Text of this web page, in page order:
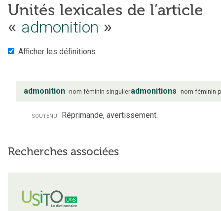
Unités lexicales de l’article
« admonition »
Afficher les définitions
admonition nom féminin singulieradmonitions nom féminin
soutenu Réprimande, avertissement.
Recherches associées